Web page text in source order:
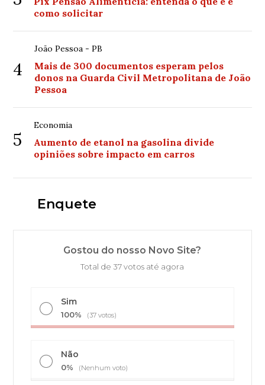
como solicitar
4
João Pessoa - PB
Mais de 300 documentos esperam pelos
donos na Guarda Civil Metropolitana de João
Pessoa
5
Economia
Aumento de etanol na gasolina divide
opiniões sobre impacto em carros
Enquete
Gostou do nosso Novo Site?
Total de 37 votos até agora
Sim
100% (37 votos)
Não
0% (Nenhum voto)